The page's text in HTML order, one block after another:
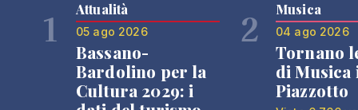
1 Attualità
05 ago 2026
Bassano-
Bardolino per la
Cultura 2029: i
2 Musica
04 ago 2026
Tornano
di Musica
Piazzotto